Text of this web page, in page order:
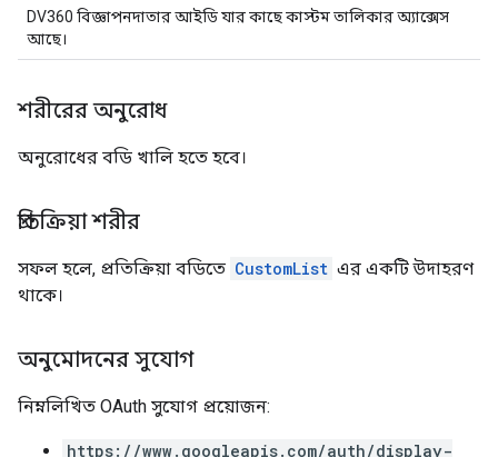
DV360 বিজ্ঞাপনদাতার আইডি যার কাছে কাস্টম তালিকার অ্যাক্সেস
আছে।
শরীরের অনুরোধ
অনুরোধের বডি খালি হতে হবে।
প্রতিক্রিয়া শরীর
সফল হলে, প্রতিক্রিয়া বডিতে CustomList এর একটি উদাহরণ
থাকে।
অনুমোদনের সুযোগ
নিম্নলিখিত OAuth সুযোগ প্রয়োজন:
https://www.googleapis.com/auth/display-